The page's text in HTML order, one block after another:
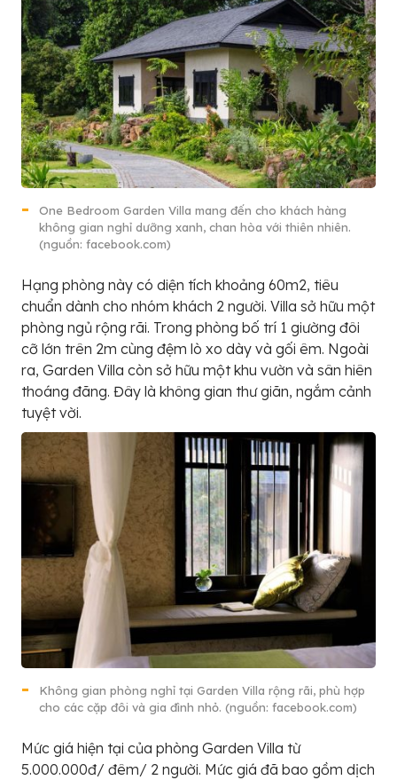
One Bedroom Garden Villa mang đến cho khách hàng
không gian nghỉ dưỡng xanh, chan hòa với thiên nhiên.
(nguồn: facebook.com)
Hạng phòng này có diện tích khoảng 60m2, tiêu
chuẩn dành cho nhóm khách 2 người. Villa sở hữu một
phòng ngủ rộng rãi. Trong phòng bố trí 1 giường đôi
cỡ lớn trên 2m cùng đệm lò xo dày và gối êm. Ngoài
ra, Garden Villa còn sở hữu một khu vườn và sân hiên
thoáng đãng. Đây là không gian thư giãn, ngắm cảnh
tuyệt vời.
Không gian phòng nghỉ tại Garden Villa rộng rãi, phù hợp
cho các cặp đôi và gia đình nhỏ. (nguồn: facebook.com)
Mức giá hiện tại của phòng Garden Villa từ
5.000.000đ/ đêm/ 2 người. Mức giá đã bao gồm dịch